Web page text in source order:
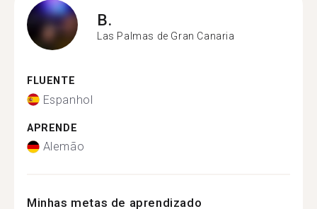
B.
Las Palmas de Gran Canaria
FLUENTE
Espanhol
APRENDE
Alemão
Minhas metas de aprendizado